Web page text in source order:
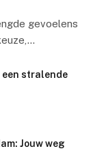
gevoelens
een stralende
Jouw weg